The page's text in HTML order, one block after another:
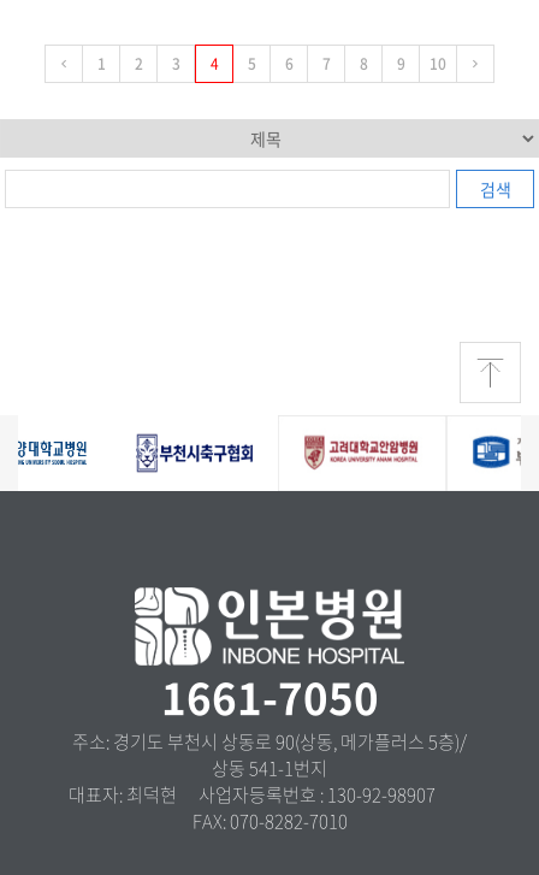
1 2 3 4 5 6 7 8 9 10
검색
1661-7050
주소: 경기도 부천시 상동로 90(상동, 메가플러스 5층)/
상동 541-1번지
대표자: 최덕현 사업자등록번호 : 130-92-98907
FAX: 070-8282-7010